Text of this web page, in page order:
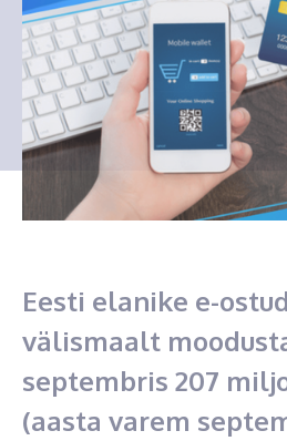
Eesti elanike e-
välismaalt
septembris 207
(aasta varem